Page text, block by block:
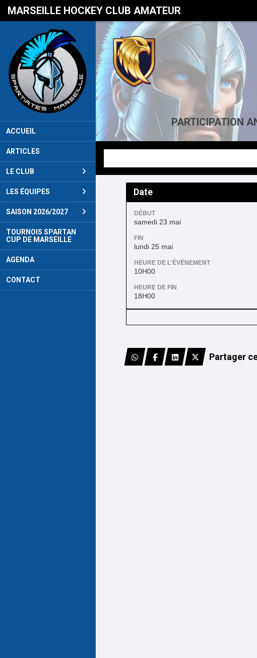
MARSEILLE HOCKEY CLUB AMATEUR
ACCUEIL
ARTICLES
LE CLUB
LES ÉQUIPES
SAISON 2026/2027
TOURNOIS SPARTAN
CUP DE MARSEILLE
AGENDA
CONTACT
PARTICIPATION
Date
DÉBUT
samedi 23 mai
FIN
lundi 25 mai
HEURE DE L'ÉVÉNEMENT
10H00
HEURE DE FIN
18H00
Partager
Panneau de gestion des cookies